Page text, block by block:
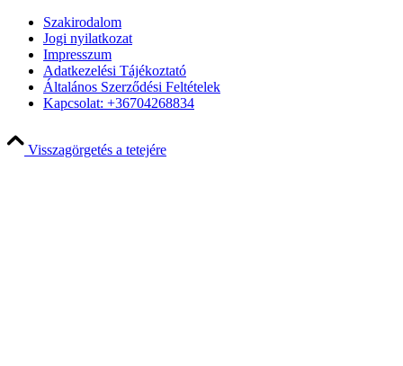
Szakirodalom
Jogi nyilatkozat
Impresszum
Adatkezelési Tájékoztató
Általános Szerződési Feltételek
Kapcsolat: +36704268834
Visszagörgetés a tetejére